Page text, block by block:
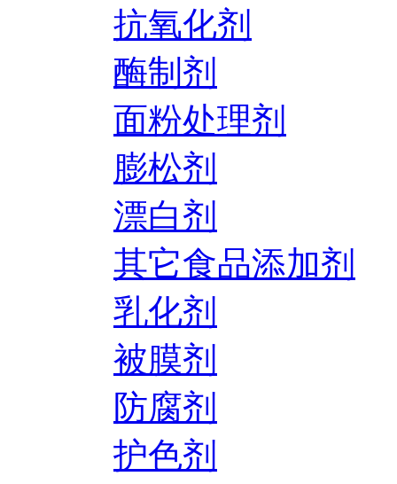
抗氧化剂
酶制剂
面粉处理剂
膨松剂
漂白剂
其它食品添加剂
乳化剂
被膜剂
防腐剂
护色剂